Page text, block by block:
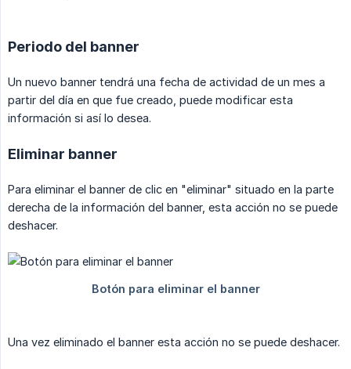
Periodo del banner
Un nuevo banner tendrá una fecha de actividad de un mes a
partir del día en que fue creado, puede modificar esta
información si así lo desea.
Eliminar banner
Para eliminar el banner de clic en "eliminar" situado en la parte
derecha de la información del banner, esta acción no se puede
deshacer.
Una vez eliminado el banner esta acción no se puede deshacer.